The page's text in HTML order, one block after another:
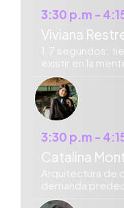
3:30 p.m -
Viviana
1.7 segundos:
existir en la
3:30 p.m -
Catalina
Arquitectura de
demanda